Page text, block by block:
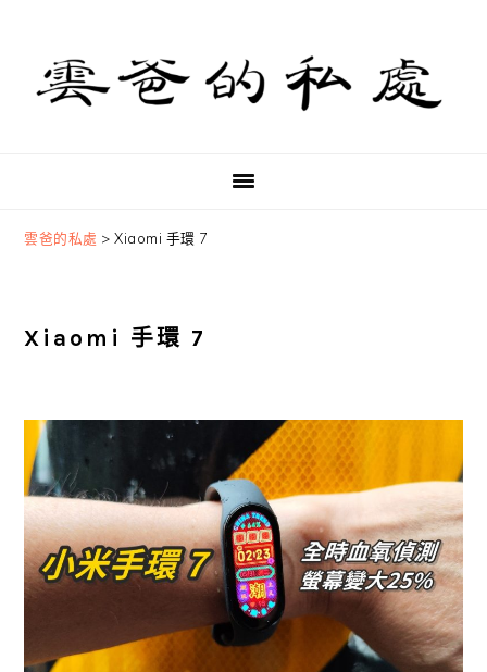
primary
navigation
content
primary
sidebar
雲爸的私處 >Xiaomi 手環 7
Xiaomi 手環 7